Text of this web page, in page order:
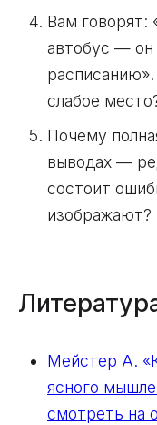
Вам говорят:
автобус — он
слабое
Почему
выводах —
состоит
изображают?
Мейстер А.
ясного
смотреть на